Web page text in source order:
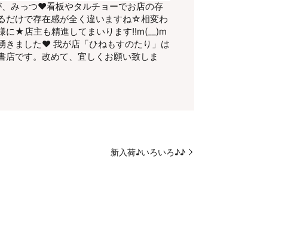
みっつ♥看板やタルチョーでお店の存
だけで存在感が全く違いますね☆相変わ
に★店主も精進してまいります!!m(__)m
きました♥ 我が店「ひねもすのたり」は
です。改めて、宜しくお願い致しま
新入荷♪いろいろ♪♪